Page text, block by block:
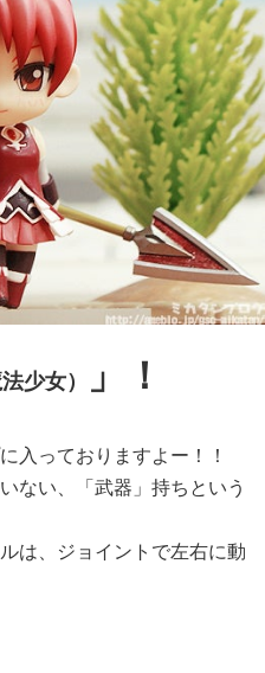
少女） 」！
入っておりますよー！！
ない、「武器」持ちという
は、ジョイントで左右に動